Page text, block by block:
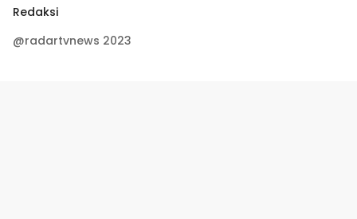
Redaksi
@radartvnews 2023